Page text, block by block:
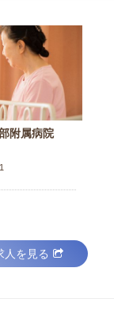
附属病院
人を見る